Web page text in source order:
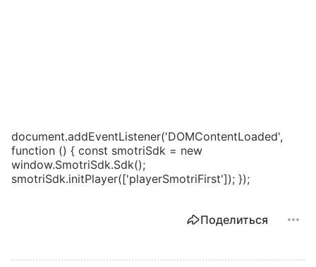
document.addEventListener('DOMContentLoaded',
function () { const smotriSdk = new
window.SmotriSdk.Sdk();
smotriSdk.initPlayer(['playerSmotriFirst']); });
Поделиться